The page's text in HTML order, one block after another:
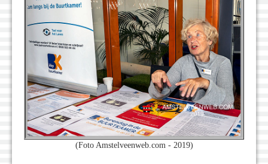
(Foto Amstelveenweb.com - 2019)